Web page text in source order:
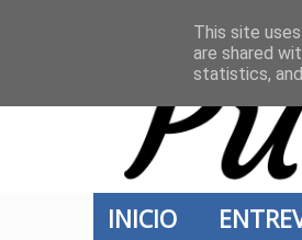
INICIO
This site
are shared
statistics,